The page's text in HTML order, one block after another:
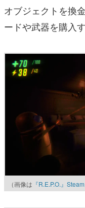
オブジェクトを換
ードや武器を購入
（画像は 『R.E.P.O.』